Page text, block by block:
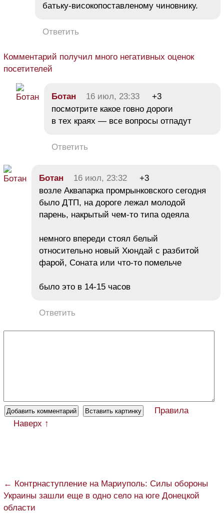
батьку-високопоставленому чиновнику.
Ответить
Комментарий получил много негативных оценок
посетителей
Ботан 16 июл, 23:33
+3
посмотрите какое говно дороги
в тех краях — все вопросы отпадут
Ответить
Ботан 16 июл, 23:32
+3
возле Аквапарка промрынковского сегодня
было ДТП, на дороге лежал молодой
парень, накрытый чем-то типа одеяла
немного впереди стоял белый
относительно новый Хюндай с разбитой
фарой, Соната или что-то помельче
было это в 14-15 часов
Ответить
Правила
Наверх ↑
← Контрнаступление на Мариуполь: Силы обороны
Украины зашли еще в одно село на юге Донецкой
области